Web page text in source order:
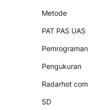
Metode
PAT PAS UAS
Pemrograman
Pengukuran
Radarhot com
SD